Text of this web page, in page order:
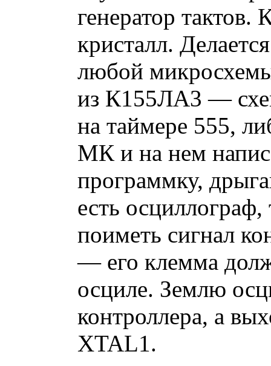
генератор
кристалл.
любой
из К155ЛА3 —
на таймере 555,
МК и на нем
программку,
есть
поиметь сигнал
— его клемма
осциле. Землю
контроллера, а
XTAL1.